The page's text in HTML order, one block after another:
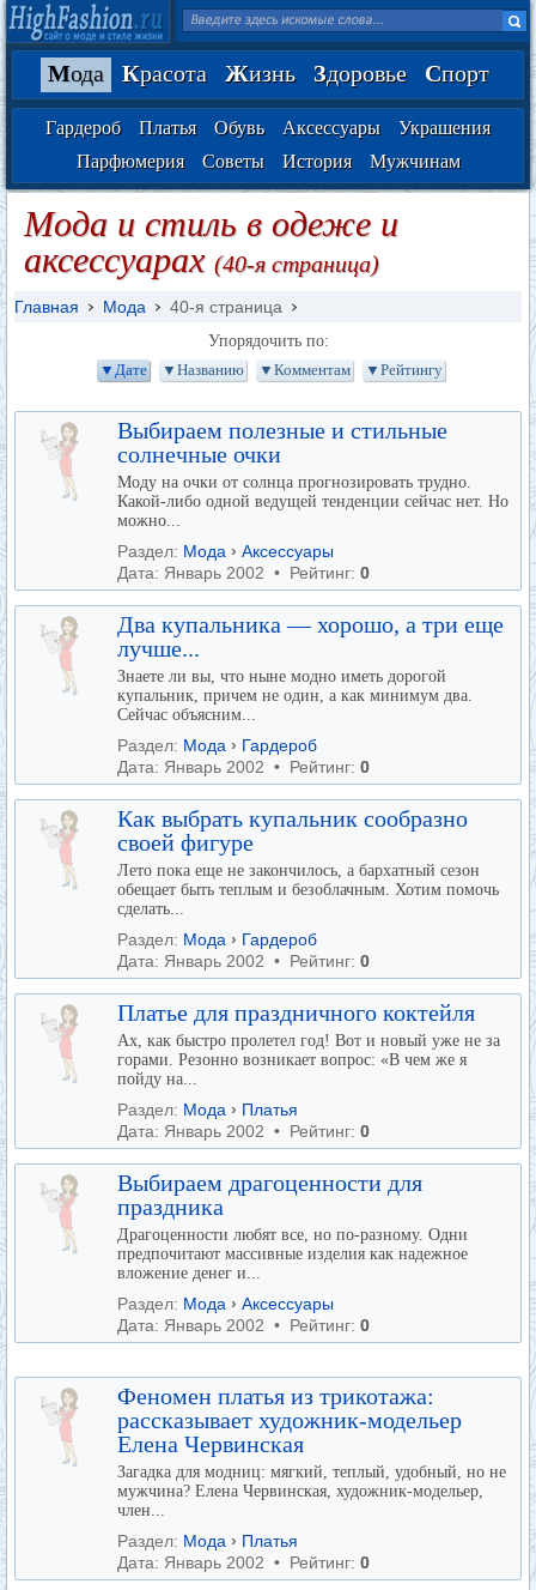
Мода Красота Жизнь Здоровье Спорт
Гардероб Платья Обувь Аксессуары
Украшения
Парфюмерия
Советы История Мужчинам
Мода и стиль в одеже и
аксессуарах (40-я страница)
Главная Мода 40-я страница
Упорядочить по:
▼Дате
▼Названию ▼Комментам ▼Рейтингу
Выбираем полезные и стильные
солнечные очки
Моду на очки от солнца прогнозировать трудно.
Какой-либо одной ведущей тенденции сейчас нет. Но
можно...
Раздел: Мода › Аксессуары
Дата: Январь 2002 • Рейтинг: 0
Два купальника — хорошо, а три еще
лучше...
Знаете ли вы, что ныне модно иметь дорогой
купальник, причем не один, а как минимум два.
Сейчас объясним...
Раздел: Мода › Гардероб
Дата: Январь 2002 • Рейтинг: 0
Как выбрать купальник сообразно
своей фигуре
Лето пока еще не закончилось, а бархатный сезон
обещает быть теплым и безоблачным. Хотим помочь
сделать...
Раздел: Мода › Гардероб
Дата: Январь 2002 • Рейтинг: 0
Платье для праздничного коктейля
Ах, как быстро пролетел год! Вот и новый уже не за
горами. Резонно возникает вопрос: «В чем же я
пойду на...
Раздел: Мода › Платья
Дата: Январь 2002 • Рейтинг: 0
Выбираем драгоценности для
праздника
Драгоценности любят все, но по-разному. Одни
предпочитают массивные изделия как надежное
вложение денег и...
Раздел: Мода › Аксессуары
Дата: Январь 2002 • Рейтинг: 0
Феномен платья из трикотажа:
рассказывает художник-модельер
Елена Червинская
Загадка для модниц: мягкий, теплый, удобный, но не
мужчина? Елена Червинская, художник-модельер,
член...
Раздел: Мода › Платья
Дата: Январь 2002 • Рейтинг: 0